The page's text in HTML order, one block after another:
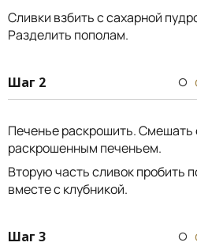
Сливки взбить с сахарной
Разделить пополам.
Шаг 2
Печенье раскрошить. Смешать
раскрошенным печеньем.
Вторую часть сливок пробить
вместе с клубникой.
Шаг 3